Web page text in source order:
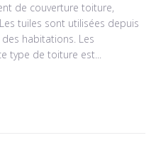
de couverture toiture,
tuiles sont utilisées depuis
habitations. Les
type de toiture est...